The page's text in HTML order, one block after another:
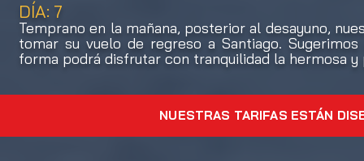
DÍA: 7
Temprano en la mañana, posterior al desayuno,
tomar su vuelo de regreso a Santiago.
forma podrá disfrutar con tranquilidad la hermosa
NUESTRAS TARIFAS ESTÁN